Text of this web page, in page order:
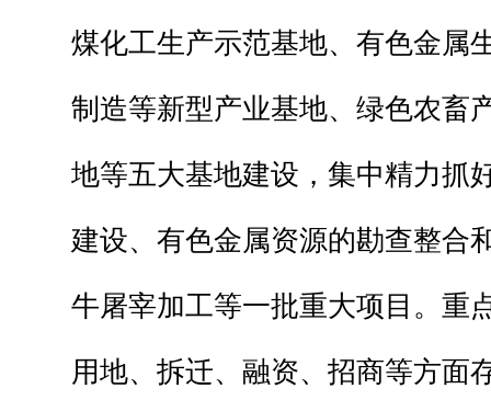
煤化工生产示范基地、有色金属
制造等新型产业基地、绿色农畜
地等五大基地建设，集中精力抓
建设、有色金属资源的勘查整合
牛屠宰加工等一批重大项目。重
用地、拆迁、融资、招商等方面